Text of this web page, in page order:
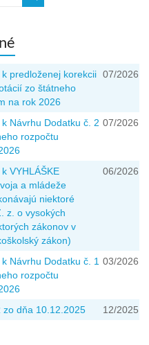
predloženej korekcii
zo štátneho
na rok 2026
07/2026
Návrhu Dodatku č. 2
rozpočtu
07/2026
VYHLÁŠKE
a mládeže
niektoré
z. o vysokých
zákonov v
zákon)
06/2026
Návrhu Dodatku č. 1
rozpočtu
03/2026
zo dňa 10.12.2025 12/2025